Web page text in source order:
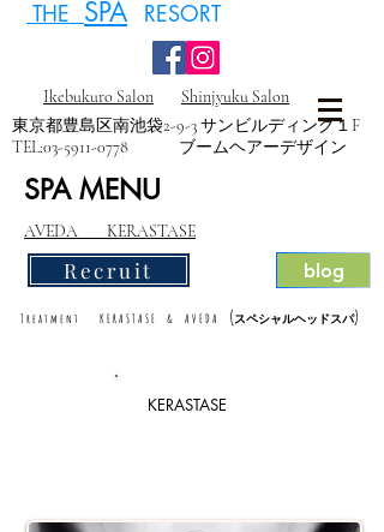
THE SPA RESORT
Ikebukuro Salon
Shinjyuku Salon
東京都豊島区南池袋2-9-3 サンビルディング１F
TEL:03-5911-0778 ブームヘアーデザイン
SPA MENU
AVEDA KERASTASE
Recruit blog
Treatment KERASTASE & AVEDA (スペシャルヘッドスパ)
KERASTASE